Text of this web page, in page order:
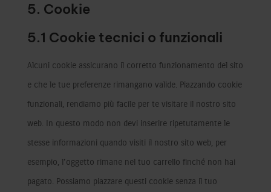
5. Cookie
5.1 Cookie tecnici o funzionali
Alcuni cookie assicurano il corretto funzionamento del sito
e che le tue preferenze rimangano valide. Piazzando cookie
funzionali, rendiamo più facile per te visitare il nostro sito
web. In questo modo non devi inserire ripetutamente le
stesse informazioni quando visiti il nostro sito web, per
esempio, l'oggetto rimane nel tuo carrello finché non hai
pagato. Possiamo piazzare questi cookie senza il tuo